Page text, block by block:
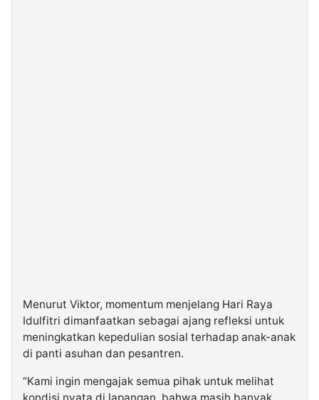
Menurut Viktor, momentum menjelang Hari Raya
Idulfitri dimanfaatkan sebagai ajang refleksi untuk
meningkatkan kepedulian sosial terhadap anak-anak
di panti asuhan dan pesantren.
“Kami ingin mengajak semua pihak untuk melihat